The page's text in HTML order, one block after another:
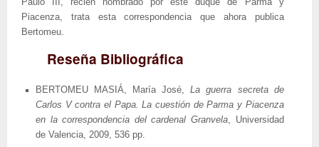
Paulo III, recién nombrado por éste duque de Parma y
Piacenza, trata esta correspondencia que ahora publica
Bertomeu.
Reseña Bibliográfica
BERTOMEU MASIÁ, María José,La guerra secreta de
Carlos V contra el Papa. La cuestión de Parma y Piacenza
en la correspondencia del cardenal Granvela, Universidad
de Valencia, 2009, 536 pp.